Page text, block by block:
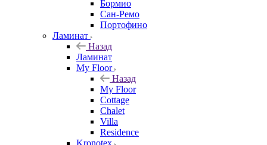
Бормио
Сан-Ремо
Портофино
Ламинат
Назад
Ламинат
My Floor
Назад
My Floor
Cottage
Chalet
Villa
Residence
Kronotex